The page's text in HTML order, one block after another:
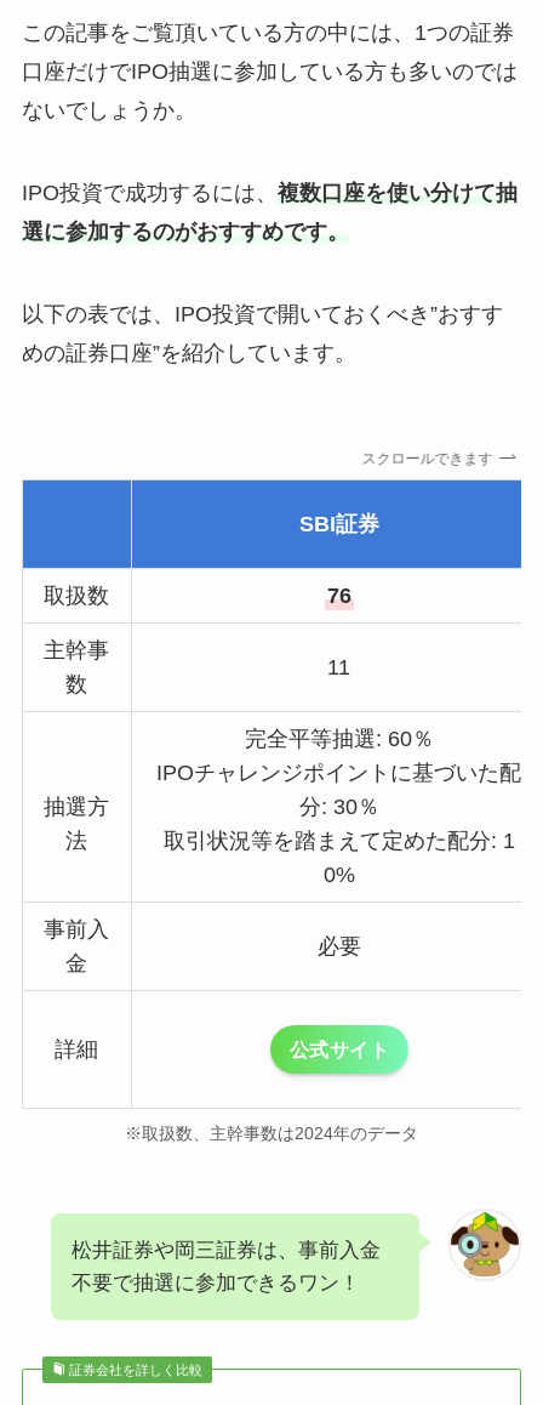
この記事をご覧頂いている方の中には、1つの証券
口座だけでIPO抽選に参加している方も多いのでは
ないでしょうか。
IPO投資で成功するには、 複数口座を使い分けて抽
選に参加するのがおすすめです。
以下の表では、IPO投資で開いておくべき”おすす
めの証券口座”を紹介しています。
スクロールできます
SBI証券
取扱数 76
主幹事
数
11
抽選方
法
完全平等抽選: 60％
IPOチャレンジポイントに基づいた配
分: 30％
取引状況等を踏まえて定めた配分: 1
0%
事前入
金
必要
詳細 公式サイト
※取扱数、主幹事数は2024年のデータ
松井証券や岡三証券は、事前入金
不要で抽選に参加できるワン！
証券会社を詳しく比較